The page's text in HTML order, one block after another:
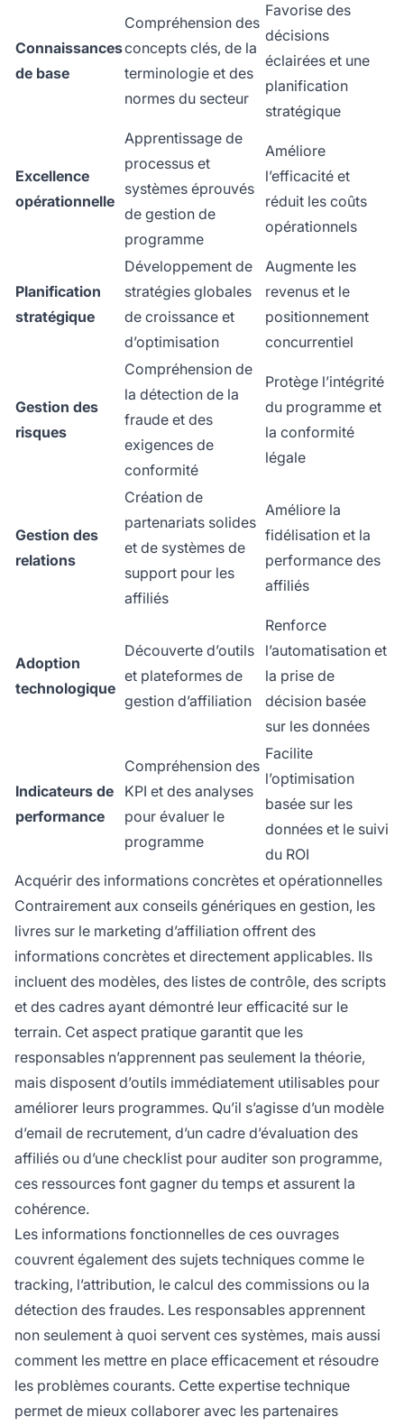
Connaissances
de base
Compréhension des
concepts clés, de la
terminologie et des
normes du secteur
Favorise des
décisions
éclairées et une
planification
stratégique
Excellence
opérationnelle
Apprentissage de
processus et
systèmes éprouvés
de gestion de
programme
Améliore
l’efficacité et
réduit les coûts
opérationnels
Planification
stratégique
Développement de
stratégies globales
de croissance et
d’optimisation
Augmente les
revenus et le
positionnement
concurrentiel
Gestion des
risques
Compréhension de
la détection de la
fraude et des
exigences de
conformité
Protège l’intégrité
du programme et
la conformité
légale
Gestion des
relations
Création de
partenariats solides
et de systèmes de
support pour les
affiliés
Améliore la
fidélisation et la
performance des
affiliés
Adoption
technologique
Découverte d’outils
et plateformes de
gestion d’affiliation
Renforce
l’automatisation et
la prise de
décision basée
sur les données
Indicateurs de
performance
Compréhension des
KPI et des analyses
pour évaluer le
programme
Facilite
l’optimisation
basée sur les
données et le suivi
du ROI
Acquérir des informations concrètes et opérationnelles
Contrairement aux conseils génériques en gestion, les
livres sur le marketing d’affiliation offrent des
informations concrètes et directement applicables. Ils
incluent des modèles, des listes de contrôle, des scripts
et des cadres ayant démontré leur efficacité sur le
terrain. Cet aspect pratique garantit que les
responsables n’apprennent pas seulement la théorie,
mais disposent d’outils immédiatement utilisables pour
améliorer leurs programmes. Qu’il s’agisse d’un modèle
d’email de recrutement, d’un cadre d’évaluation des
affiliés ou d’une checklist pour auditer son programme,
ces ressources font gagner du temps et assurent la
cohérence.
Les informations fonctionnelles de ces ouvrages
couvrent également des sujets techniques comme le
tracking, l’attribution, le calcul des commissions ou la
détection des fraudes. Les responsables apprennent
non seulement à quoi servent ces systèmes, mais aussi
comment les mettre en place efficacement et résoudre
les problèmes courants. Cette expertise technique
permet de mieux collaborer avec les partenaires